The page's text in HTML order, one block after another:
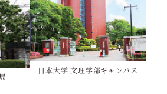
日本大学 文理学部キャンパス